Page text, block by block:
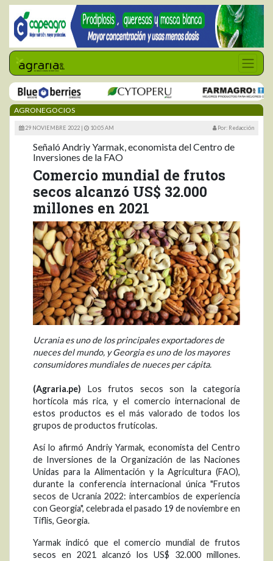
AGRONEGOCIOS
29 NOVIEMBRE 2022 | 10:05 AM Por: Redacción
Señaló Andriy Yarmak, economista del Centro de
Inversiones de la FAO
Comercio mundial de frutos
secos alcanzó US$ 32.000
millones en 2021
Ucrania es uno de los principales exportadores de
nueces del mundo, y Georgia es uno de los mayores
consumidores mundiales de nueces per cápita.
(Agraria.pe) Los frutos secos son la categoría
hortícola más rica, y el comercio internacional de
estos productos es el más valorado de todos los
grupos de productos frutícolas.
Así lo afirmó Andriy Yarmak, economista del Centro
de Inversiones de la Organización de las Naciones
Unidas para la Alimentación y la Agricultura (FAO),
durante la conferencia internacional única "Frutos
secos de Ucrania 2022: intercambios de experiencia
con Georgia", celebrada el pasado 19 de noviembre en
Tiflis, Georgia.
Yarmak indicó que el comercio mundial de frutos
secos en 2021 alcanzó los US$ 32.000 millones.